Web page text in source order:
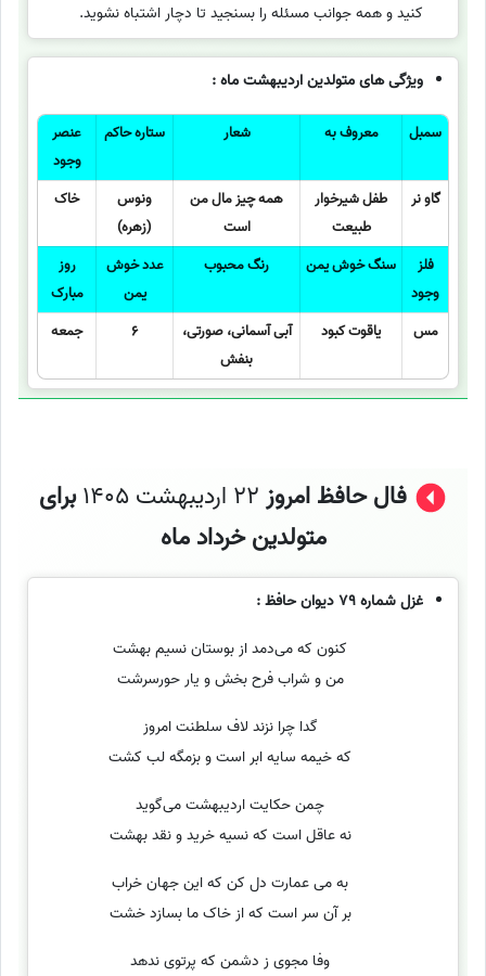
کنید و همه جوانب مسئله را بسنجید تا دچار اشتباه نشوید.
ویژگی های متولدین اردیبهشت ماه :
سمبل معروف به شعار ستاره حاکم
عنصر
وجود
گاو نر
طفل شیرخوار
طبیعت
همه چیز مال من
است
ونوس
(زهره)
خاک
فلز
وجود
سنگ خوش یمن رنگ محبوب
عدد خوش
یمن
روز
مبارک
مس
یاقوت کبود
آبی آسمانی، صورتی،
بنفش
6 جمعه
فال حافظ امروز 22 اردیبهشت 1405
برای
متولدین خرداد ماه
غزل شماره 79 دیوان حافظ :
کنون که می‌دمد از بوستان نسیم بهشت
من و شراب فرح بخش و یار حورسرشت
گدا چرا نزند لاف سلطنت امروز
که خیمه سایه ابر است و بزمگه لب کشت
چمن حکایت اردیبهشت می‌گوید
نه عاقل است که نسیه خرید و نقد بهشت
به می عمارت دل کن که این جهان خراب
بر آن سر است که از خاک ما بسازد خشت
وفا مجوی ز دشمن که پرتوی ندهد